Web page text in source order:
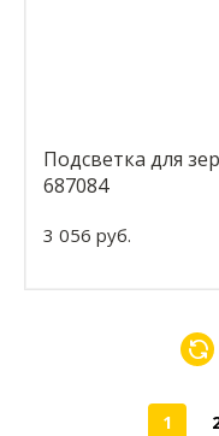
Подсветка для
687084
3 056 руб.
1